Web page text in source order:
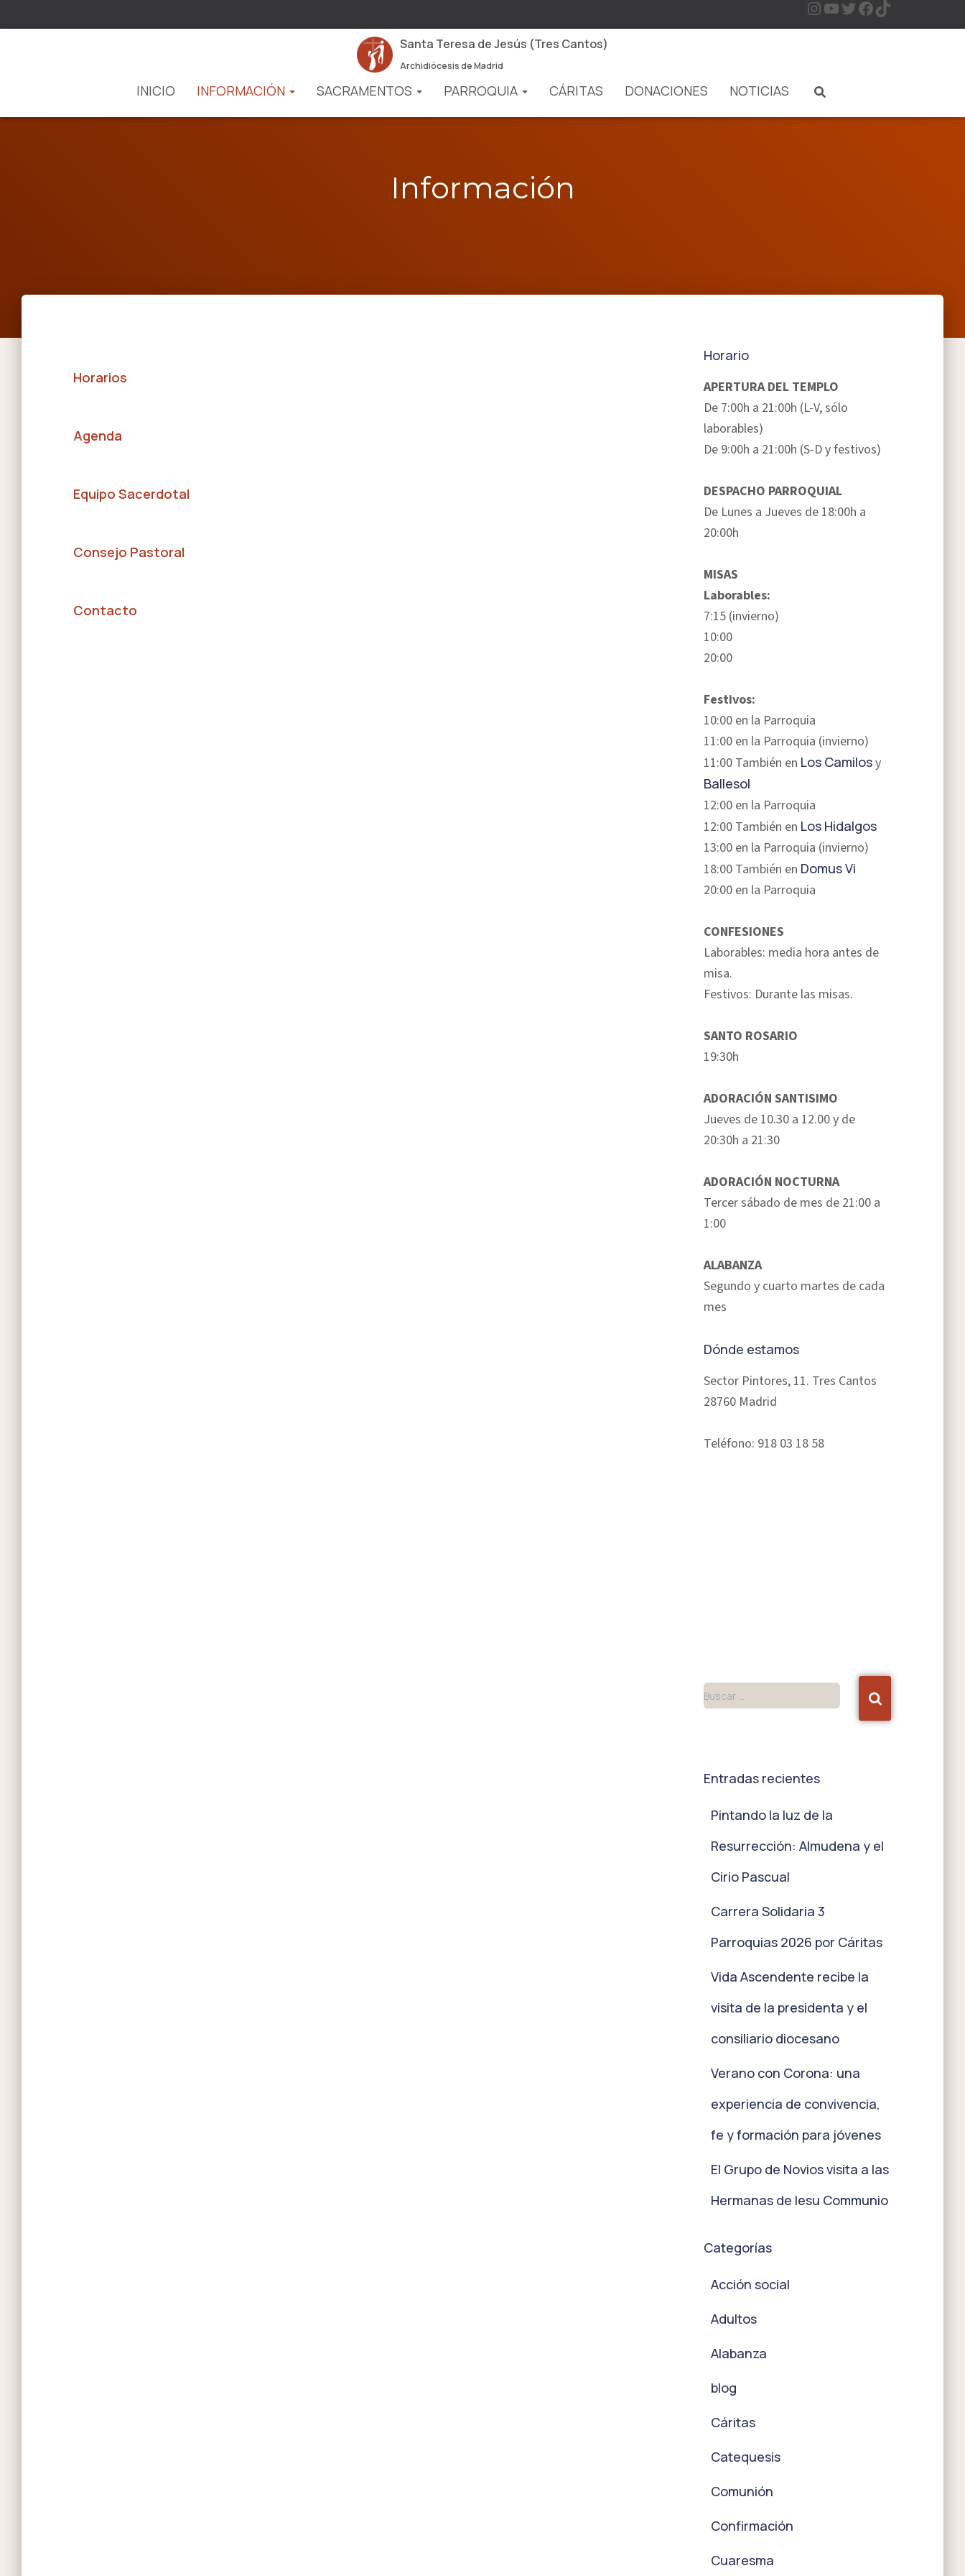
Santa Teresa de Jesús (Tres Cantos)
Archidiócesis de Madrid
INICIO INFORMACIÓN SACRAMENTOS PARROQUIA CÁRITAS DONACIONES NOTICIAS
Información
Horarios
Agenda
Equipo Sacerdotal
Consejo Pastoral
Contacto
Horario
APERTURA DEL TEMPLO
De 7:00h a 21:00h (L-V, sólo
laborables)
De 9:00h a 21:00h (S-D y festivos)
DESPACHO PARROQUIAL
De Lunes a Jueves de 18:00h a
20:00h
MISAS
Laborables:
7:15 (invierno)
10:00
20:00
Festivos:
10:00 en la Parroquia
11:00 en la Parroquia (invierno)
11:00 También en Los Camilosy
Ballesol
12:00 en la Parroquia
12:00 También en Los Hidalgos
13:00 en la Parroquia (invierno)
18:00 También en Domus Vi
20:00 en la Parroquia
CONFESIONES
Laborables: media hora antes de
misa.
Festivos: Durante las misas.
SANTO ROSARIO
19:30h
ADORACIÓN SANTISIMO
Jueves de 10.30 a 12.00 y de
20:30h a 21:30
ADORACIÓN NOCTURNA
Tercer sábado de mes de 21:00 a
1:00
ALABANZA
Segundo y cuarto martes de cada
mes
Dónde estamos
Sector Pintores, 11. Tres Cantos
28760 Madrid
Teléfono: 918 03 18 58
Buscar …
Entradas recientes
Pintando la luz de la
Resurrección: Almudena y el
Cirio Pascual
Carrera Solidaria 3
Parroquias 2026 por Cáritas
Vida Ascendente recibe la
visita de la presidenta y el
consiliario diocesano
Verano con Corona: una
experiencia de convivencia,
fe y formación para jóvenes
El Grupo de Novios visita a las
Hermanas de Iesu Communio
Categorías
Acción social
Adultos
Alabanza
blog
Cáritas
Catequesis
Comunión
Confirmación
Cuaresma